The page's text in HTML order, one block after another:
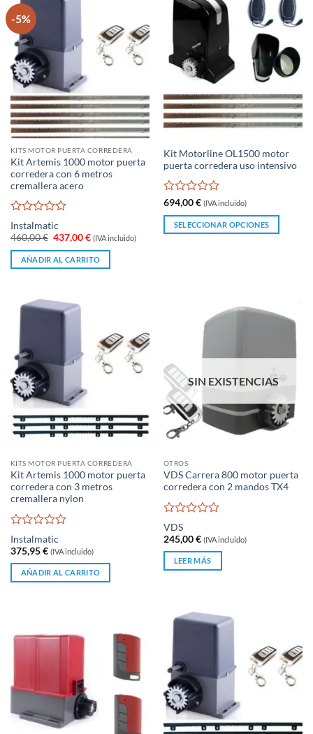
-5%
KITS MOTOR PUERTA CORREDERA
Kit Artemis 1000 motor puerta
corredera con 6 metros
cremallera acero
Valorado
con
0
5
Instalmatic
460,00€ El
precio
original
era:
437,00€El
precio
actual
es:
(IVA incluido)
AÑADIR AL CARRITO
Kit Motorline OL1500 motor
puerta corredera uso intensivo
Valorado
con
de
694,00€ (IVA incluido)
SELECCIONAR OPCIONES
elegir
en
la
página
de
KITS MOTOR PUERTA CORREDERA
Kit Artemis 1000 motor puerta
corredera con 3 metros
cremallera nylon
Valorado
con
0
5
Instalmatic
375,95€ (IVA incluido)
AÑADIR AL CARRITO
SIN EXISTENCIAS
OTROS
VDS Carrera 800 motor puerta
corredera con 2 mandos TX4
Valorado
con
0
5
VDS
245,00€ (IVA incluido)
LEER MÁS